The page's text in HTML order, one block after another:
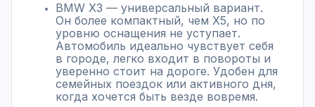
BMW X3 — универсальный вариант.
Он более компактный, чем X5, но по
уровню оснащения не уступает.
Автомобиль идеально чувствует себя
в городе, легко входит в повороты и
уверенно стоит на дороге. Удобен для
семейных поездок или активного дня,
когда хочется быть везде вовремя.